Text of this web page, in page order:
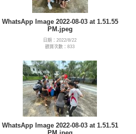
WhatsApp Image 2022-08-03 at 1.51.55
PM.jpeg
日期：2022/8/22
觀賞次數：833
WhatsApp Image 2022-08-03 at 1.51.51